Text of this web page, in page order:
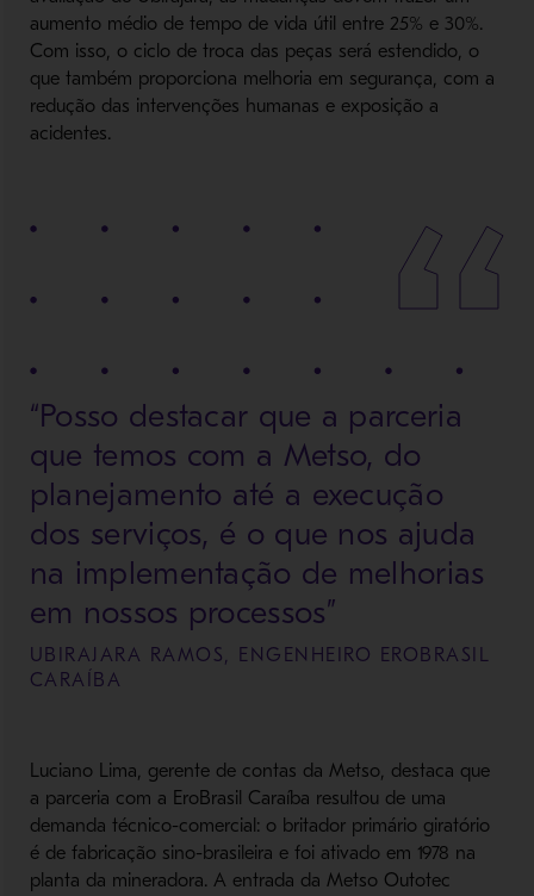
aumento médio de tempo de vida útil entre 25% e 30%.
Com isso, o ciclo de troca das peças será estendido, o
que também proporciona melhoria em segurança, com a
redução das intervenções humanas e exposição a
acidentes.
“Posso destacar que a parceria
que temos com a Metso, do
planejamento até a execução
dos serviços, é o que nos ajuda
na implementação de melhorias
em nossos processos”
UBIRAJARA RAMOS, ENGENHEIRO EROBRASIL
CARAÍBA
Luciano Lima, gerente de contas da Metso, destaca que
a parceria com a EroBrasil Caraíba resultou de uma
demanda técnico-comercial: o britador primário giratório
é de fabricação sino-brasileira e foi ativado em 1978 na
planta da mineradora. A entrada da Metso Outotec